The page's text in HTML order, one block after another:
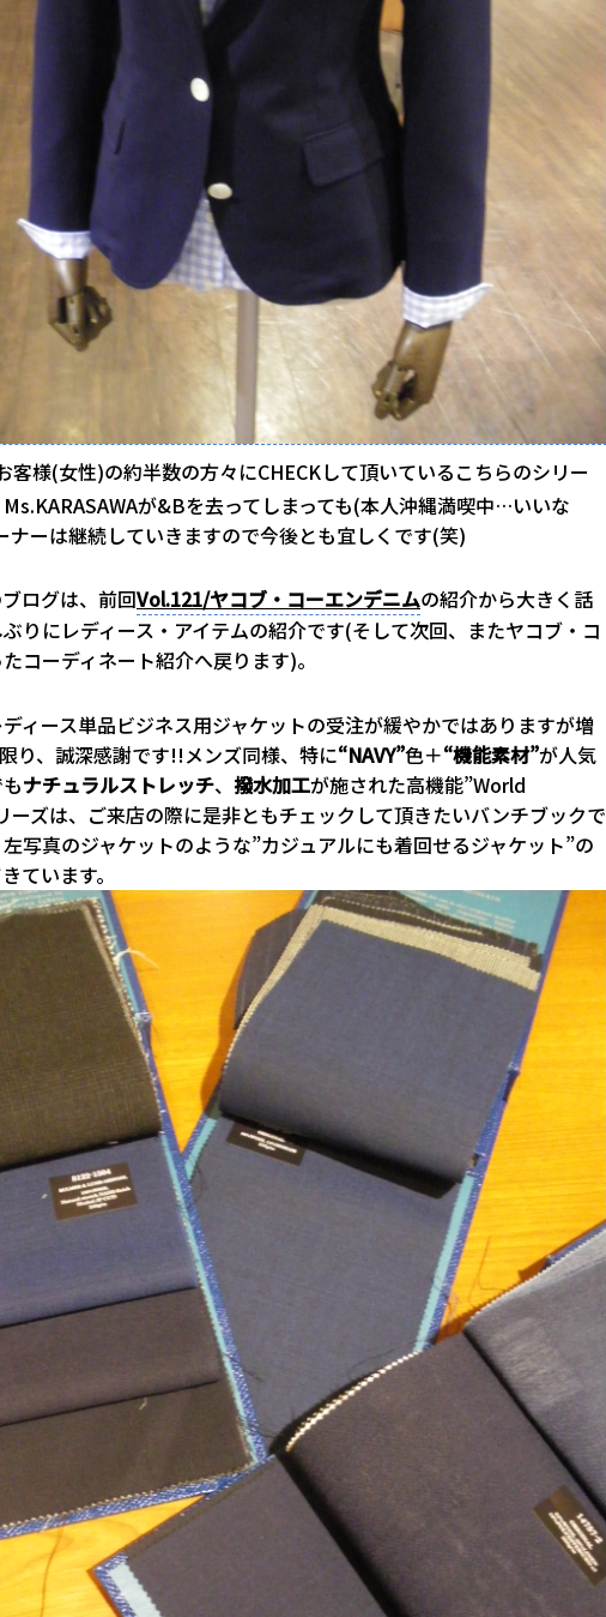
客様(女性)の約半数の方々にCHECKして頂いているこちらのシリー
が&Bを去ってしまっても(本人沖縄満喫中…いいな
ナーは継続していきますので今後とも宜しくです(笑)
ログは、前回Vol.121/ヤコブ・コーエンデニムの紹介から大きく話
りにレディース・アイテムの紹介です(そして次回、またヤコブ・コ
コーディネート紹介へ戻ります)。
ィース単品ビジネス用ジャケットの受注が緩やかではありますが増
り、誠深感謝です!!メンズ同様、特に“NAVY”色＋“機能素材”が人気
ナチュラルストレッチ、 撥水加工が施された高機能”World
ーズは、ご来店の際に是非ともチェックして頂きたいバンチブックで
写真のジャケットのような”カジュアルにも着回せるジャケット”の
ています。